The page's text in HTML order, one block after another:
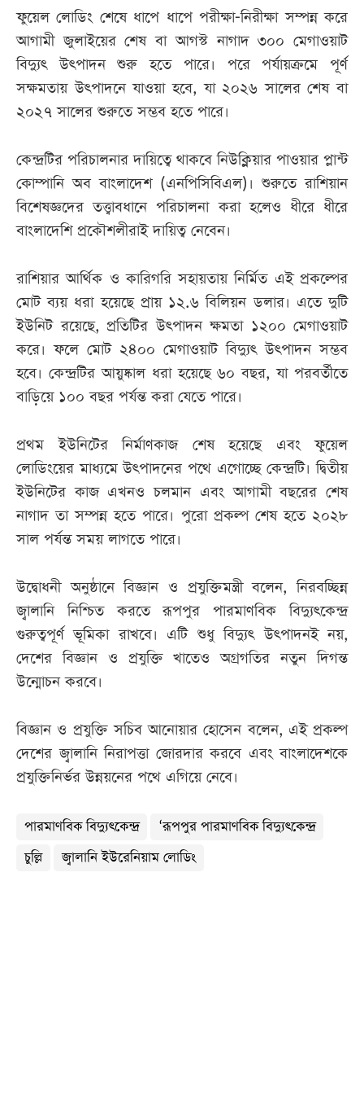
ফুয়েল লোডিং শেষে ধাপে ধাপে পরীক্ষা-নিরীক্ষা সম্পন্ন করে
আগামী জুলাইয়ের শেষ বা আগস্ট নাগাদ ৩০০ মেগাওয়াট
বিদ্যুৎ উৎপাদন শুরু হতে পারে। পরে পর্যায়ক্রমে পূর্ণ
সক্ষমতায় উৎপাদনে যাওয়া হবে, যা ২০২৬ সালের শেষ বা
২০২৭ সালের শুরুতে সম্ভব হতে পারে।
কেন্দ্রটির পরিচালনার দায়িত্বে থাকবে নিউক্লিয়ার পাওয়ার প্লান্ট
কোম্পানি অব বাংলাদেশ (এনপিসিবিএল)। শুরুতে রাশিয়ান
বিশেষজ্ঞদের তত্ত্বাবধানে পরিচালনা করা হলেও ধীরে ধীরে
বাংলাদেশি প্রকৌশলীরাই দায়িত্ব নেবেন।
রাশিয়ার আর্থিক ও কারিগরি সহায়তায় নির্মিত এই প্রকল্পের
মোট ব্যয় ধরা হয়েছে প্রায় ১২.৬ বিলিয়ন ডলার। এতে দুটি
ইউনিট রয়েছে, প্রতিটির উৎপাদন ক্ষমতা ১২০০ মেগাওয়াট
করে। ফলে মোট ২৪০০ মেগাওয়াট বিদ্যুৎ উৎপাদন সম্ভব
হবে। কেন্দ্রটির আয়ুষ্কাল ধরা হয়েছে ৬০ বছর, যা পরবর্তীতে
বাড়িয়ে ১০০ বছর পর্যন্ত করা যেতে পারে।
প্রথম ইউনিটের নির্মাণকাজ শেষ হয়েছে এবং ফুয়েল
লোডিংয়ের মাধ্যমে উৎপাদনের পথে এগোচ্ছে কেন্দ্রটি। দ্বিতীয়
ইউনিটের কাজ এখনও চলমান এবং আগামী বছরের শেষ
নাগাদ তা সম্পন্ন হতে পারে। পুরো প্রকল্প শেষ হতে ২০২৮
সাল পর্যন্ত সময় লাগতে পারে।
উদ্বোধনী অনুষ্ঠানে বিজ্ঞান ও প্রযুক্তিমন্ত্রী বলেন, নিরবচ্ছিন্ন
জ্বালানি নিশ্চিত করতে রূপপুর পারমাণবিক বিদ্যুৎকেন্দ্র
গুরুত্বপূর্ণ ভূমিকা রাখবে। এটি শুধু বিদ্যুৎ উৎপাদনই নয়,
দেশের বিজ্ঞান ও প্রযুক্তি খাতেও অগ্রগতির নতুন দিগন্ত
উন্মোচন করবে।
বিজ্ঞান ও প্রযুক্তি সচিব আনোয়ার হোসেন বলেন, এই প্রকল্প
দেশের জ্বালানি নিরাপত্তা জোরদার করবে এবং বাংলাদেশকে
প্রযুক্তিনির্ভর উন্নয়নের পথে এগিয়ে নেবে।
পারমাণবিক বিদ্যুৎকেন্দ্র
‘রূপপুর পারমাণবিক বিদ্যুৎকেন্দ্র
চুল্লি
জ্বালানি ইউরেনিয়াম লোডিং